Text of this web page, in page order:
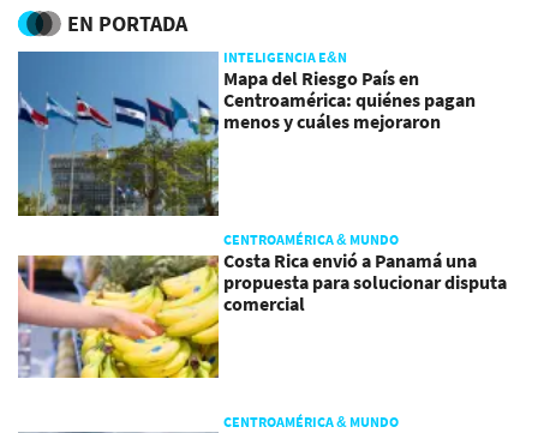
EN PORTADA
INTELIGENCIA E&N
Mapa del Riesgo País en
Centroamérica: quiénes pagan
menos y cuáles mejoraron
CENTROAMÉRICA & MUNDO
Costa Rica envió a Panamá una
propuesta para solucionar disputa
comercial
CENTROAMÉRICA & MUNDO